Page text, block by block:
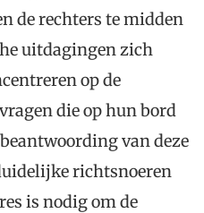
de rechters te midden
uitdagingen zich
op de
die op hun bord
van deze
richtsnoeren
is nodig om de